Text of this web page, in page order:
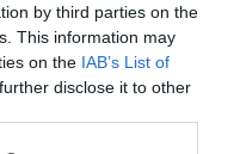
by third parties on the
This information may
on the IAB’s List of
disclose it to other